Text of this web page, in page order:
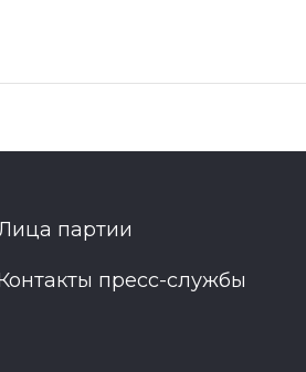
партии
пресс-службы